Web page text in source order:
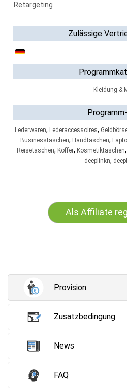
Retargeting
Zulässige
Kleidung &
Lederwaren, Lederaccessoires,
Businesstaschen, Handtaschen,
Reisetaschen, Koffer, Kosmetiktaschen,
deeplinkn,
Als Affiliate
Provision
Zusatzbedingung
News
FAQ